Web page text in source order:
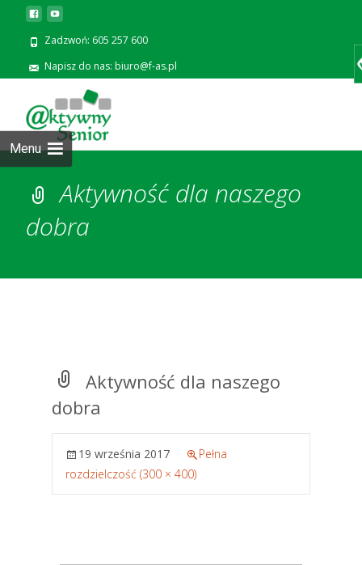
Zadzwoń: 605 257 600
Napisz do nas: biuro@f-as.pl
Menu
Aktywność dla naszego
dobra
Aktywność dla naszego
dobra
19 września 2017
Pełna
rozdzielczość (300 × 400)